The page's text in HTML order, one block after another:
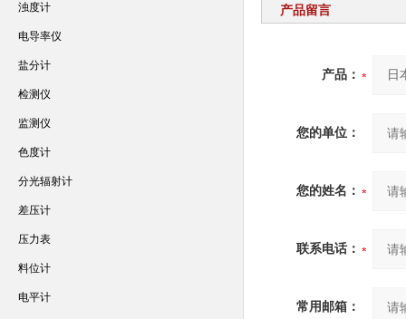
产品留言
产品：
您的单位：
您的姓名：
联系电话：
常用邮箱：
浊度计
电导率仪
盐分计
检测仪
监测仪
色度计
分光辐射计
差压计
压力表
料位计
电平计